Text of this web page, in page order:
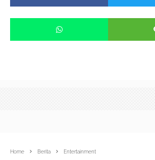
Home Berita Entertainment